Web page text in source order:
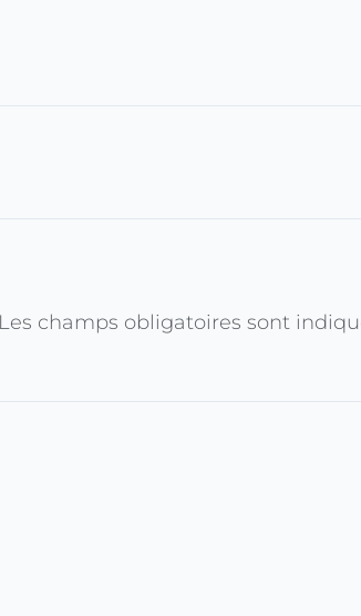
Les champs obligatoires sont